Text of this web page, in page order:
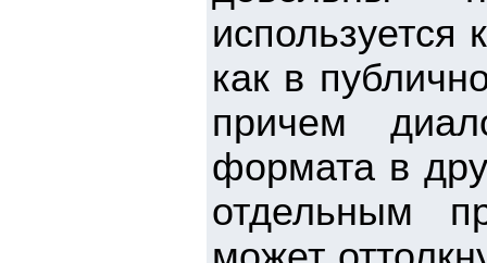
как в
причем
формата в
отдельным